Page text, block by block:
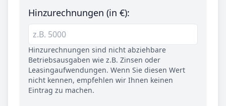
Hinzurechnungen (in €):
Hinzurechnungen sind nicht abziehbare
Betriebsausgaben wie z.B. Zinsen oder
Leasingaufwendungen. Wenn Sie diesen Wert
nicht kennen, empfehlen wir Ihnen keinen
Eintrag zu machen.